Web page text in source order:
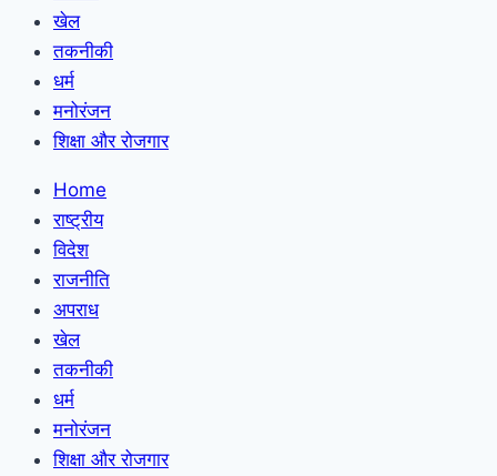
खेल
तकनीकी
धर्म
मनोरंजन
शिक्षा और रोजगार
Home
राष्ट्रीय
विदेश
राजनीति
अपराध
खेल
तकनीकी
धर्म
मनोरंजन
शिक्षा और रोजगार